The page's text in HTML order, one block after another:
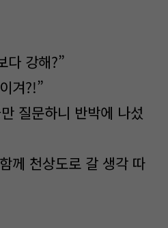
다 강해?”
겨?!”
질문하니 반박에 나섰
께 천상도로 갈 생각 따